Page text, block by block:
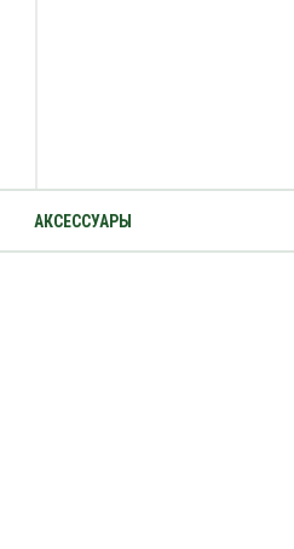
АКСЕССУАРЫ